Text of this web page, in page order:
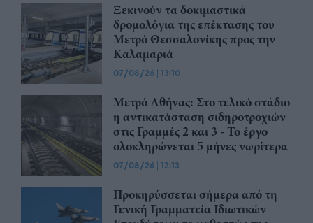
Ξεκινούν τα δοκιμαστικά
δρομολόγια της επέκτασης του
Μετρό Θεσσαλονίκης προς την
Καλαμαριά
07/08/26 | 13:10
Μετρό Αθήνας: Στο τελικό στάδιο
η αντικατάσταση σιδηροτροχιών
στις Γραμμές 2 και 3 - Το έργο
ολοκληρώνεται 5 μήνες νωρίτερα
07/08/26 | 12:13
Προκηρύσσεται σήμερα από τη
Γενική Γραμματεία Ιδιωτικών